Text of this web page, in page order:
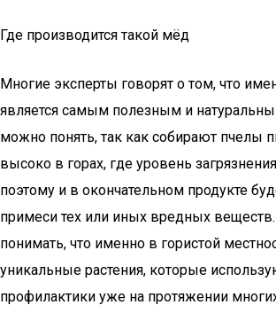
Где производится такой мёд
Многие эксперты говорят о том, что
является самым полезным и
можно понять, так как собирают пчелы
высоко в горах, где уровень
поэтому и в окончательном продукте
примеси тех или иных вредных
понимать, что именно в гористой
уникальные растения, которые
профилактики уже на протяжении